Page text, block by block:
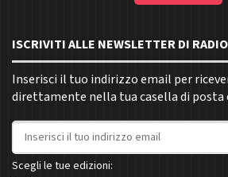
ISCRIVITI ALLE NEWSLETTER DI
Inserisci il tuo indirizzo email per
direttamente nella tua casella di
Indirizzo email
Scegli le tue edizioni: